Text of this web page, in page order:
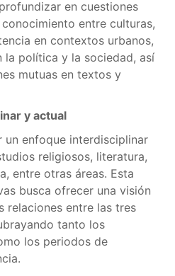
en cuestiones
entre culturas,
en contextos urbanos,
la política y la sociedad, así
mutuas en textos y
y actual
un enfoque interdisciplinar
religiosos, literatura,
entre otras áreas. Esta
busca ofrecer una visión
relaciones entre las tres
tanto los
los periodos de